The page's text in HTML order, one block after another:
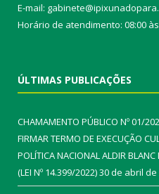
E-mail:
Horário de atendimento: 08:00
ÚLTIMAS PUBLICAÇÕES
CHAMAMENTO PÚBLICO Nº 01/
FIRMAR TERMO DE EXECUÇÃO
POLÍTICA NACIONAL ALDIR
(LEI Nº 14.399/2022)30 de abril de